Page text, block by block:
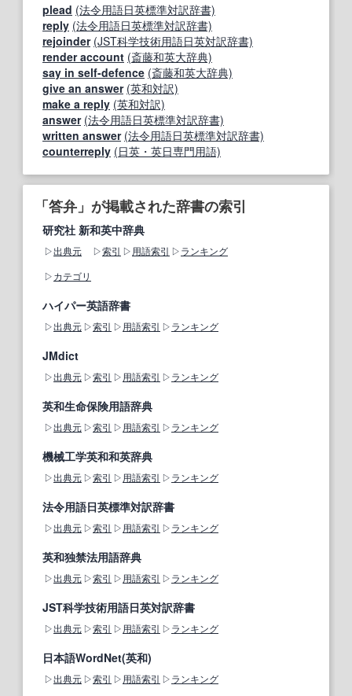
plead (法令用語日英標準対訳辞書)
reply (法令用語日英標準対訳辞書)
rejoinder (JST科学技術用語日英対訳辞書)
render account (斎藤和英大辞典)
say in self-defence (斎藤和英大辞典)
give an answer (英和対訳)
make a reply (英和対訳)
answer (法令用語日英標準対訳辞書)
written answer (法令用語日英標準対訳辞書)
counterreply (日英・英日専門用語)
「答弁」が掲載された辞書の索引
研究社 新和英中辞典
出典元 索引 用語索引
ランキング
カテゴリ
ハイパー英語辞書
出典元 索引 用語索引 ランキング
JMdict
出典元 索引 用語索引 ランキング
英和生命保険用語辞典
出典元 索引 用語索引 ランキング
機械工学英和和英辞典
出典元 索引 用語索引 ランキング
法令用語日英標準対訳辞書
出典元 索引 用語索引 ランキング
英和独禁法用語辞典
出典元 索引 用語索引 ランキング
JST科学技術用語日英対訳辞書
出典元 索引 用語索引 ランキング
日本語WordNet(英和)
出典元 索引 用語索引 ランキング